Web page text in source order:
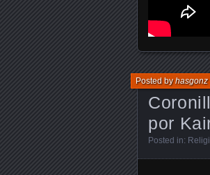
por
Posted byhasgonz
Posted in: